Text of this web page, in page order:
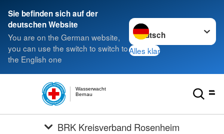
Sie befinden sich auf der
deutschen Website
You are on the German website,
you can use the switch to switch to
the English one
Sprache wechseln zu
Alles klar
Bernau
Wasserwacht
BRK Kreisverband Rosenheim